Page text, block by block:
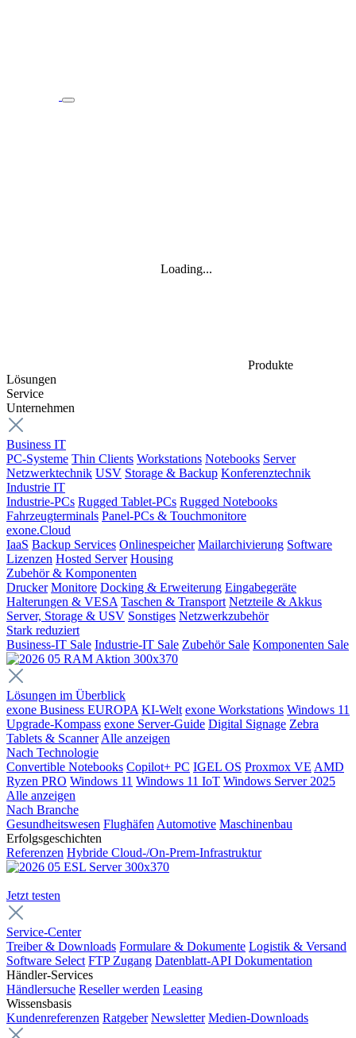
Produkte
Lösungen
Service
Unternehmen
Business IT
PC-Systeme Thin Clients Workstations Notebooks Server
Netzwerktechnik USV Storage & Backup Konferenztechnik
Industrie IT
Industrie-PCs Rugged Tablet-PCs Rugged Notebooks
Fahrzeugterminals Panel-PCs & Touchmonitore
exone.Cloud
IaaS Backup Services Onlinespeicher Mailarchivierung Software
Lizenzen Hosted Server Housing
Zubehör & Komponenten
Drucker Monitore Docking & Erweiterung Eingabegeräte
Halterungen & VESA Taschen & Transport Netzteile & Akkus
Server, Storage & USV Sonstiges Netzwerkzubehör
Stark reduziert
Business-IT Sale Industrie-IT Sale Zubehör Sale Komponenten Sale
Lösungen im Überblick
exone Business EUROPA KI-Welt exone Workstations Windows 11
Upgrade-Kompass exone Server-Guide Digital Signage Zebra
Tablets & Scanner Alle anzeigen
Nach Technologie
Convertible Notebooks Copilot+ PC IGEL OS Proxmox VE AMD
Ryzen PRO Windows 11 Windows 11 IoT Windows Server 2025
Alle anzeigen
Nach Branche
Gesundheitswesen Flughäfen Automotive Maschinenbau
Erfolgsgeschichten
Referenzen Hybride Cloud-/On-Prem-Infrastruktur
Jetzt testen
Service-Center
Treiber & Downloads Formulare & Dokumente Logistik & Versand
Software Select FTP Zugang Datenblatt-API Dokumentation
Händler-Services
Händlersuche Reseller werden Leasing
Wissensbasis
Kundenreferenzen Ratgeber Newsletter Medien-Downloads
Loading...